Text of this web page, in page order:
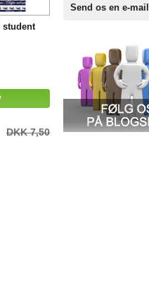
student
DKK 7,50
Send os en e-mail